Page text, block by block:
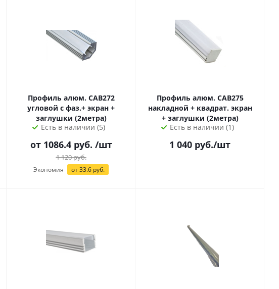
Профиль алюм. CAB272
угловой с фаз.+ экран +
заглушки (2метра)
Есть в наличии (5)
от 1086.4 руб. /шт
1 120руб.
Экономия от 33.6 руб.
Профиль алюм. CAB275
накладной + квадрат. экран
+ заглушки (2метра)
Есть в наличии (1)
1 040 руб./шт